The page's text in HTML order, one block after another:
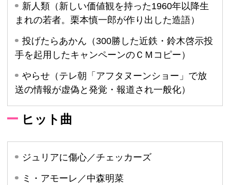
新人類（新しい価値観を持った1960年以降生
まれの若者。栗本慎一郎が作り出した造語）
投げたらあかん（300勝した近鉄・鈴木啓示投
手を起用したキャンペーンのＣＭコピー）
やらせ（テレ朝「アフタヌーンショー」で放
送の情報が虚偽と発覚・報道され一般化）
ヒット曲
ジュリアに傷心／チェッカーズ
ミ・アモーレ／中森明菜